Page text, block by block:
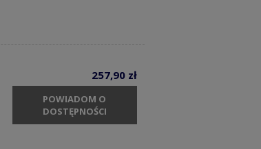
257,90 zł
POWIADOM O
DOSTĘPNOŚCI